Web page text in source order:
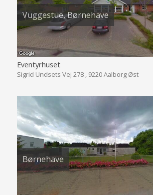
Vuggestue, Børnehave
Eventyrhuset
Sigrid Undsets Vej 278 , 9220 Aalborg Øst
Børnehave